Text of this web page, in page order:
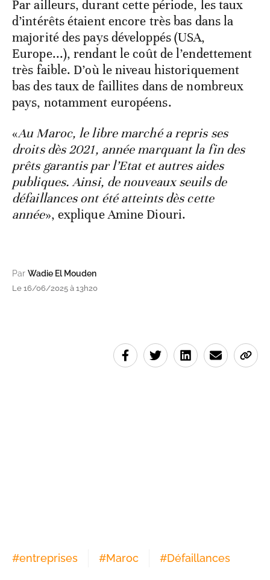
Par ailleurs, durant cette période, les taux
d’intérêts étaient encore très bas dans la
majorité des pays développés (USA,
Europe...), rendant le coût de l’endettement
très faible. D’où le niveau historiquement
bas des taux de faillites dans de nombreux
pays, notamment européens.
«Au Maroc, le libre marché a repris ses
droits dès 2021, année marquant la fin des
prêts garantis par l’Etat et autres aides
publiques. Ainsi, de nouveaux seuils de
défaillances ont été atteints dès cette
année», explique Amine Diouri.
Par Wadie El Mouden
Le 16/06/2025 à 13h20
#entreprises #Maroc #Défaillances